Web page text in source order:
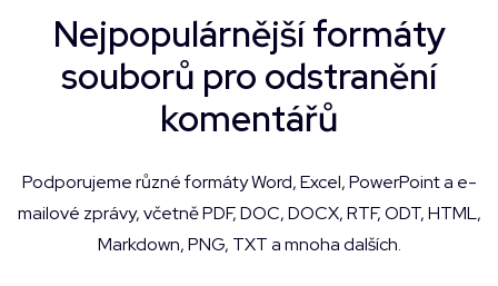
Nejpopulárnější formáty
souborů pro odstranění
komentářů
Podporujeme různé formáty Word, Excel, PowerPoint a e-
mailové zprávy, včetně PDF, DOC, DOCX, RTF, ODT, HTML,
Markdown, PNG, TXT a mnoha dalších.